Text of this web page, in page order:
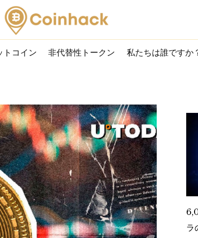
トコイン 非代替性トークン 私たちは誰ですか
ラ